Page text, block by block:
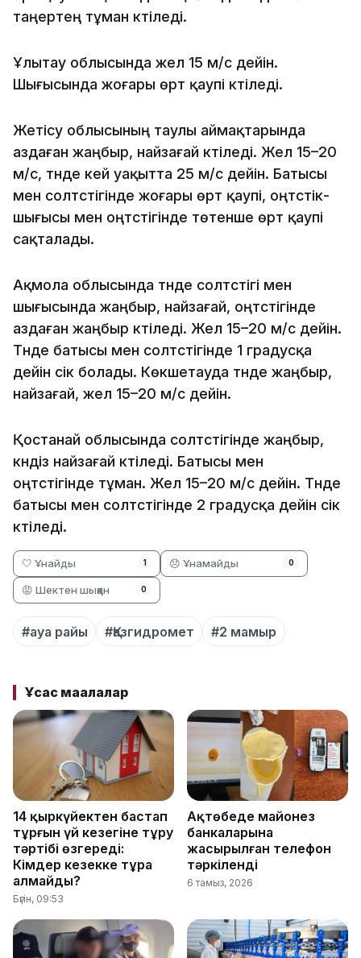
таңертең тұман күтіледі.
Ұлытау облысында жел 15 м/с дейін.
Шығысында жоғары өрт қаупі күтіледі.
Жетісу облысының таулы аймақтарында
аздаған жаңбыр, найзағай күтіледі. Жел 15–20
м/с, түнде кей уақытта 25 м/с дейін. Батысы
мен солтүстігінде жоғары өрт қаупі, оңтүстік-
шығысы мен оңтүстігінде төтенше өрт қаупі
сақталады.
Ақмола облысында түнде солтүстігі мен
шығысында жаңбыр, найзағай, оңтүстігінде
аздаған жаңбыр күтіледі. Жел 15–20 м/с дейін.
Түнде батысы мен солтүстігінде 1 градусқа
дейін үсік болады. Көкшетауда түнде жаңбыр,
найзағай, жел 15–20 м/с дейін.
Қостанай облысында солтүстігінде жаңбыр,
күндіз найзағай күтіледі. Батысы мен
оңтүстігінде тұман. Жел 15–20 м/с дейін. Түнде
батысы мен солтүстігінде 2 градусқа дейін үсік
күтіледі.
🤍 Ұнайды 1 😞 Ұнамайды 0
😡 Шектен шыққан 0
#ауа райы #Қазгидромет #2 мамыр
Ұқсас мақалалар
14 қыркүйектен бастап
тұрғын үй кезегіне тұру
тәртібі өзгереді:
Кімдер кезекке тұра
алмайды?
Бүгін, 09:53
Ақтөбеде майонез
банкаларына
жасырылған телефон
тәркіленді
6 тамыз, 2026